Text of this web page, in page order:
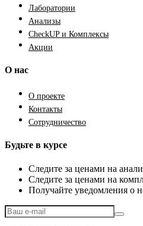
Лаборатории
Анализы
CheckUP и Комплексы
Акции
О нас
О проекте
Контакты
Сотрудничество
Будьте в курсе
Следите за ценами на
Следите за ценами на
Получайте уведомления о